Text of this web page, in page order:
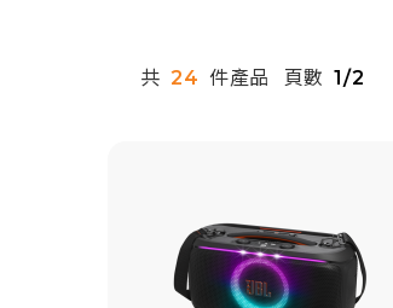
共 24 件產品 頁數 1/2